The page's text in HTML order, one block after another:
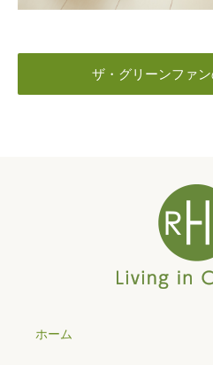
ザ・グリーンファ
ホーム